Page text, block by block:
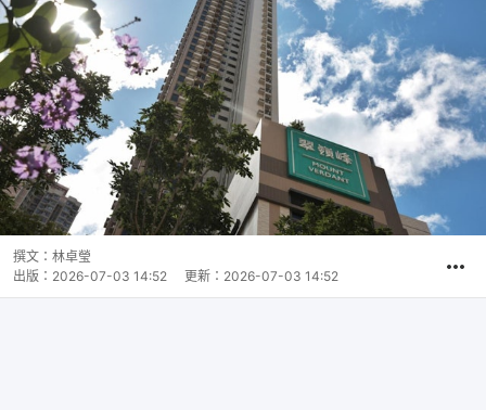
撰文： 林卓瑩
出版： 2026-07-03 14:52 更新： 2026-07-03 14:52